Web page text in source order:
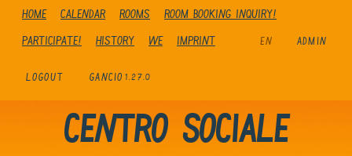
Home Calendar Rooms
Room booking inquiry!
Participate!
history We Imprint EN ADMIN
LOGOUT GANCIO 1.27.0
Centro Sociale